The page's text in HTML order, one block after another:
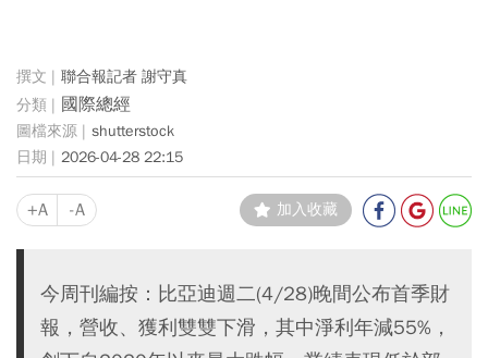
聯合報記者 謝守真
國際總經
shutterstock
2026-04-28 22:15
+A -A 加入收藏
今周刊編按：比亞迪週二(4/28)晚間公布首季財
報，營收、獲利雙雙下滑，其中淨利年減55%，